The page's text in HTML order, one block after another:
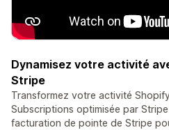
Dynamisez votre activité
Stripe
Transformez votre activité
Subscriptions optimisée par
facturation de pointe de Stripe